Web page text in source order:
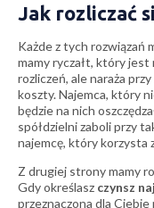
Jak rozliczać
Każde z tych rozwiązań
mamy ryczałt, który
rozliczeń, ale naraża
koszty. Najemca, który
będzie na nich
spółdzielni zaboli przy
najemcę, który korzysta
Z drugiej strony mamy
Gdy określasz czynsz
przeznaczona dla